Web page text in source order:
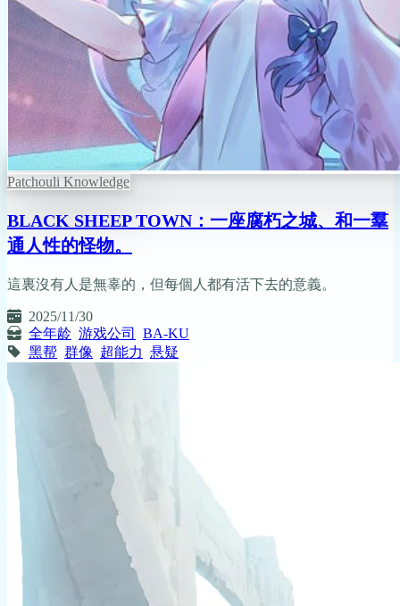
Patchouli Knowledge
BLACK SHEEP TOWN：一座腐朽之城、和一羣
通人性的怪物。
這裏沒有人是無辜的，但每個人都有活下去的意義。
2025/11/30
全年龄 游戏公司
BA-KU
黑帮 群像 超能力 悬疑